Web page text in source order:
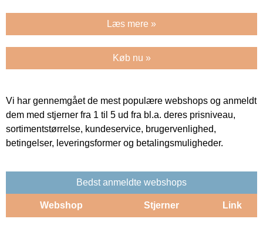
Læs mere »
Køb nu »
Vi har gennemgået de mest populære webshops og anmeldt
dem med stjerner fra 1 til 5 ud fra bl.a. deres prisniveau,
sortimentstørrelse, kundeservice, brugervenlighed,
betingelser, leveringsformer og betalingsmuligheder.
Bedst anmeldte webshops
Webshop Stjerner Link